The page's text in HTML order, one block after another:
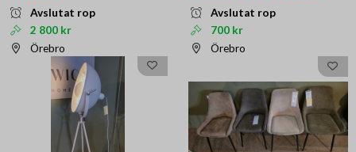
Avslutat rop
2 800 kr
Örebro
Avslutat rop
700 kr
Örebro